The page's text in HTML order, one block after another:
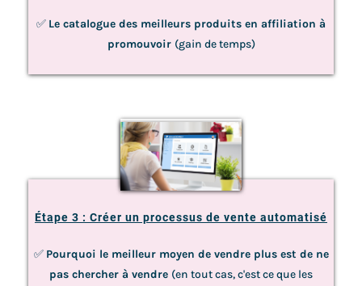
✅ Le catalogue des meilleurs produits en affiliation à
promouvoir (gain de temps)
Étape 3 : Créer un processus de vente automatisé
✅ Pourquoi le meilleur moyen de vendre plus est de ne
pas chercher à vendre (en tout cas, c'est ce que les